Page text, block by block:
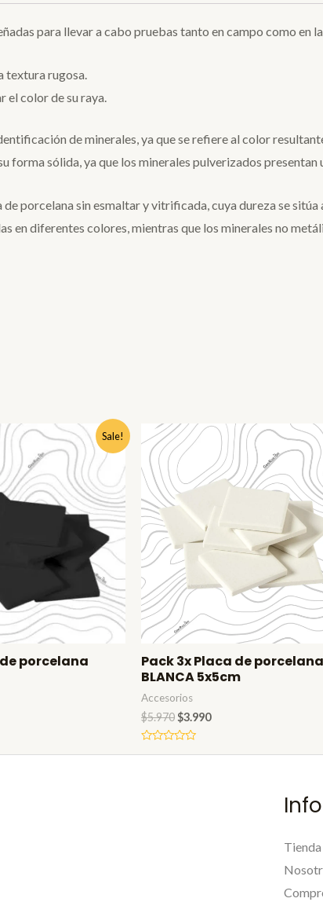
para llevar a cabo pruebas tanto en campo como en
textura rugosa.
el color de su raya.
de minerales, ya que se refiere al color
forma sólida, ya que los minerales pulverizados presentan
porcelana sin esmaltar y vitrificada, cuya dureza se sitúa
en diferentes colores, mientras que los minerales no
Sale!
porcelana
Pack 3x Placa de porcelana
BLANCA 5x5cm
Accesorios
$5.970
El
precio
original
era:
$5.970.
$3.990
El
precio
actual
es:
$3.990.
Tienda